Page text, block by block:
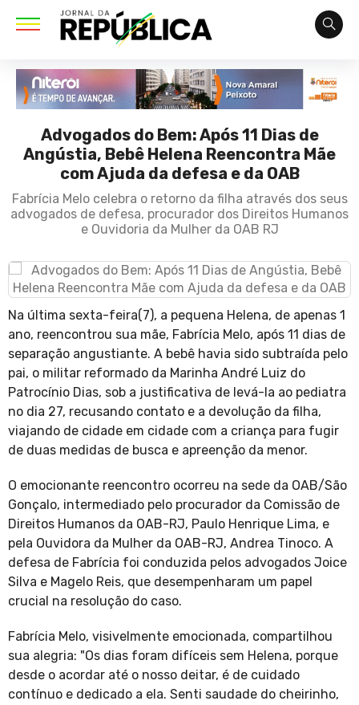
Advogados do Bem: Após 11 Dias de
Angústia, Bebê Helena Reencontra Mãe
com Ajuda da defesa e da OAB
Fabrícia Melo celebra o retorno da filha através dos seus
advogados de defesa, procurador dos Direitos Humanos
e Ouvidoria da Mulher da OAB RJ
Na última sexta-feira(7), a pequena Helena, de apenas 1
ano, reencontrou sua mãe, Fabrícia Melo, após 11 dias de
separação angustiante. A bebê havia sido subtraída pelo
pai, o militar reformado da Marinha André Luiz do
Patrocínio Dias, sob a justificativa de levá-la ao pediatra
no dia 27, recusando contato e a devolução da filha,
viajando de cidade em cidade com a criança para fugir
de duas medidas de busca e apreenção da menor.
O emocionante reencontro ocorreu na sede da OAB/São
Gonçalo, intermediado pelo procurador da Comissão de
Direitos Humanos da OAB-RJ, Paulo Henrique Lima, e
pela Ouvidora da Mulher da OAB-RJ, Andrea Tinoco. A
defesa de Fabrícia foi conduzida pelos advogados Joice
Silva e Magelo Reis, que desempenharam um papel
crucial na resolução do caso.
Fabrícia Melo, visivelmente emocionada, compartilhou
sua alegria: "Os dias foram difíceis sem Helena, porque
desde o acordar até o nosso deitar, é de cuidado
contínuo e dedicado a ela. Senti saudade do cheirinho,